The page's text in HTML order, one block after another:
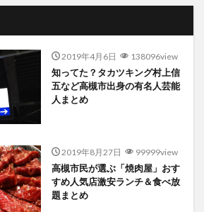
2019年4月6日 138096view
知ってた？タカツキング村上信
五など高槻市出身の有名人芸能
人まとめ
2019年8月27日 99999view
高槻市民が選ぶ「焼肉屋」おす
すめ人気店激安ランチ＆食べ放
題まとめ